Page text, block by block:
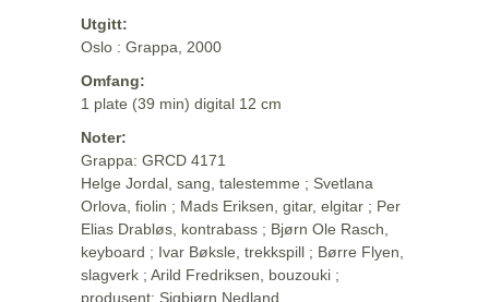
Utgitt:
Oslo : Grappa, 2000
Omfang:
1 plate (39 min) digital 12 cm
Noter:
Grappa: GRCD 4171
Helge Jordal, sang, talestemme ; Svetlana
Orlova, fiolin ; Mads Eriksen, gitar, elgitar ; Per
Elias Drabløs, kontrabass ; Bjørn Ole Rasch,
keyboard ; Ivar Bøksle, trekkspill ; Børre Flyen,
slagverk ; Arild Fredriksen, bouzouki ;
produsent: Sigbjørn Nedland